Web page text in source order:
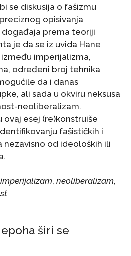
se diskusija o fašizmu
opisivanja
događaja prema teoriji
je da se iz uvida Hane
imperijalizma,
određeni broj tehnika
da i danas
ali sada u okviru neksusa
neoliberalizam.
ovaj esej (re)konstruiše
fašističkih i
od ideoloških ili
imperijalizam, neoliberalizam,
širi se